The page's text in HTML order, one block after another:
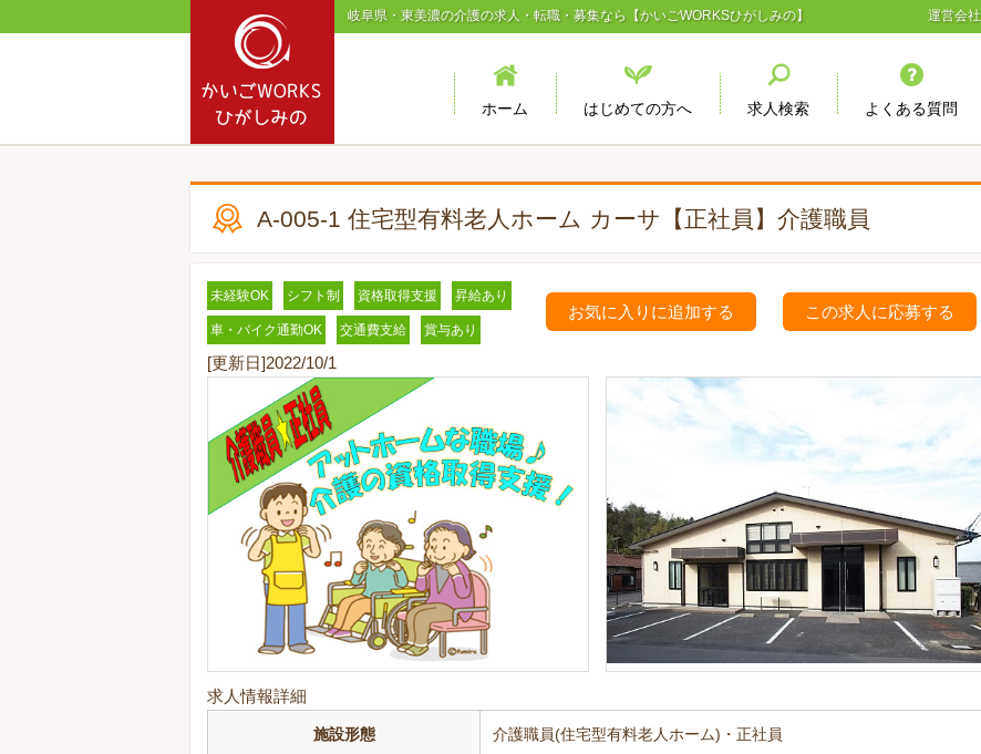
岐阜県・東美濃の介護の求人・転職・募集なら【かいごWORKSひがしみの】 運営会社
ホーム はじめての方へ 求人検索 よくある質問
A-005-1 住宅型有料老人ホーム カーサ【正社員】介護職員
お気に入りに追加する この求人に応募する
未経験OK シフト制 資格取得支援 昇給あり
車・バイク通勤OK 交通費支給 賞与あり
[更新日]2022/10/1
求人情報詳細
施設形態 介護職員(住宅型有料老人ホーム)・正社員